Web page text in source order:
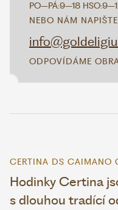
PO–PÁ:9–18 HSO:
NEBO NÁM NAPIŠTE
ODPOVÍDÁME
CERTINA DS CAIMANO
Hodinky Certina
s dlouhou tradící